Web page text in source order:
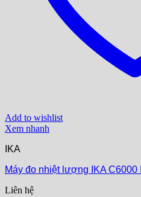
Add to wishlist
Xem nhanh
IKA
Máy đo nhiệt lượng IKA
Liên hệ